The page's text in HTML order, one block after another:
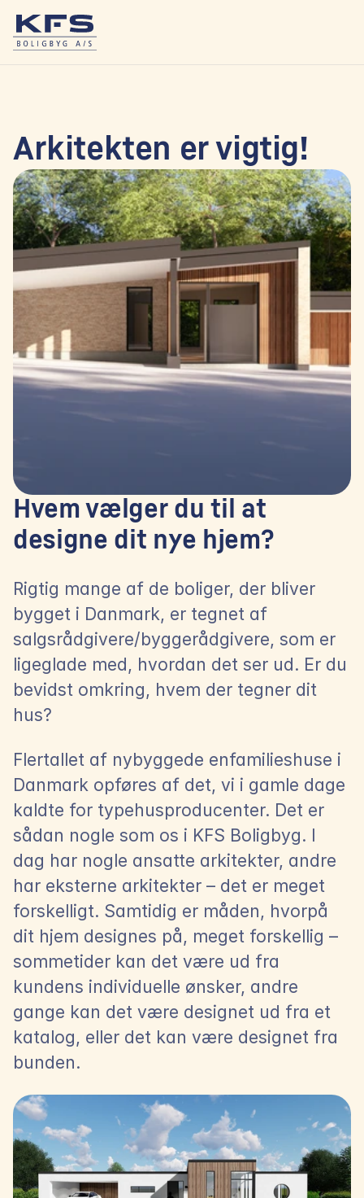
Arkitekten er vigtig!
Hvem vælger du til at
designe dit nye hjem?
Rigtig mange af de boliger, der bliver
bygget i Danmark, er tegnet af
salgsrådgivere/byggerådgivere, som er
ligeglade med, hvordan det ser ud. Er du
bevidst omkring, hvem der tegner dit
hus?
Flertallet af nybyggede enfamilieshuse i
Danmark opføres af det, vi i gamle dage
kaldte for typehusproducenter. Det er
sådan nogle som os i KFS Boligbyg. I
dag har nogle ansatte arkitekter, andre
har eksterne arkitekter – det er meget
forskelligt. Samtidig er måden, hvorpå
dit hjem designes på, meget forskellig –
sommetider kan det være ud fra
kundens individuelle ønsker, andre
gange kan det være designet ud fra et
katalog, eller det kan være designet fra
bunden.